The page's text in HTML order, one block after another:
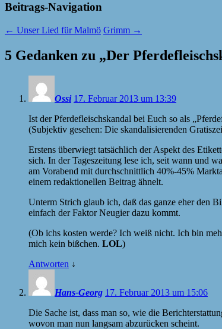
Beitrags-Navigation
← Unser Lied für Malmö Grimm →
5 Gedanken zu „Der
Ossi 17. Februar 2013 um 13:39
Ist der Pferdefleischskandal bei Euch so als
(Subjektiv gesehen: Die skandalisierenden
Erstens überwiegt tatsächlich der Aspekt des
sich. In der Tageszeitung lese ich, seit wann und
am Vorabend mit durchschnittlich 40%-45%
einem redaktionellen Beitrag ähnelt.
Unterm Strich glaub ich, daß das ganze eher den
einfach der Faktor Neugier dazu kommt.
(Ob ichs kosten werde? Ich weiß nicht. Ich bin
mich kein bißchen. LOL)
Antworten ↓
Hans-Georg 17. Februar 2013 um 15:06
Die Sache ist, dass man so, wie die
wovon man nun langsam abzurücken scheint.